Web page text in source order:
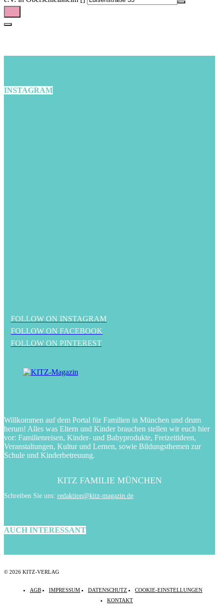
INSTAGRAM
FOLLOW ON INSTAGRAM
FOLLOW ON FACEBOOK
FOLLOW ON PINTEREST
Willkommen auf dem Portal für Familien in München und drum
herum! Alles was Eltern und Kinder brauchen stellen wir euch hier
vor: Familienreisen, Kinder- und Babyprodukte, Freizeitideen,
Veranstaltungen, Kultur und Lernen, sowie Bildungsthemen zur
Schule und Kinderbetreuung.
KITZ FAMILIE MÜNCHEN
Schreiben Sie uns: redaktion@kitz-magazin.de
AUCH INTERESSANT
© 2026 KITZ-VERLAG
AGB IMPRESSUM DATENSCHUTZ
COOKIE-EINSTELLUNGEN
KONTAKT